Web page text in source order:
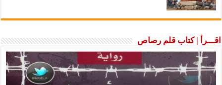
اقـــرأ | كتاب قلم رصاص